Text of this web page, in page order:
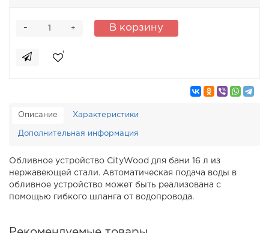
+
- В корзину
Описание Характеристики
Дополнительная информация
Обливное устройство CityWood для бани 16 л из
нержавеющей стали. Автоматическая подача воды в
обливное устройство может быть реализована с
помощью гибкого шланга от водопровода.